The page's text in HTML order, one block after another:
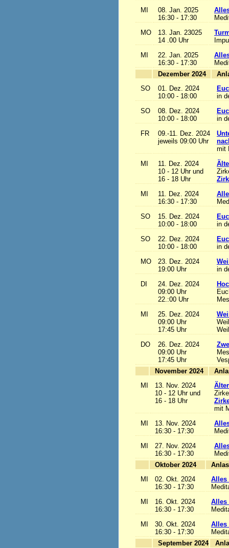
MI
08. Jan. 2025
16:30 - 17:30
MO
13. Jan. 23025
14 .00 Uhr
MI
22. Jan. 2025
16:30 - 17:30
Dezember 2024
SO
01. Dez. 2024
10:00 - 18:00
in
SO
08. Dez. 2024
10:00 - 18:00
in
FR
09.-11. Dez. 2024
jeweils 09:00 Uhr
mit
MI
11. Dez. 2024
10 - 12 Uhr und
16 - 18 Uhr
MI
11. Dez. 2024
16:30 - 17:30
SO
15. Dez. 2024
10:00 - 18:00
in
SO
22. Dez. 2024
10:00 - 18:00
in
MO
23. Dez. 2024
19:00 Uhr
in
DI
24. Dez. 2024
09:00 Uhr
22.:00 Uhr
MI
25. Dez. 2024
09:00 Uhr
17:45 Uhr
DO
26. Dez. 2024
09:00 Uhr
17:45 Uhr
November 2024
MI
13. Nov. 2024
10 - 12 Uhr und
16 - 18 Uhr
mit
MI
13. Nov. 2024
16:30 - 17:30
MI
27. Nov. 2024
16:30 - 17:30
Oktober 2024
MI
02. Okt. 2024
16:30 - 17:30
Alles
MI
16. Okt. 2024
16:30 - 17:30
Alles
MI
30. Okt. 2024
16:30 - 17:30
Alles
September 2024